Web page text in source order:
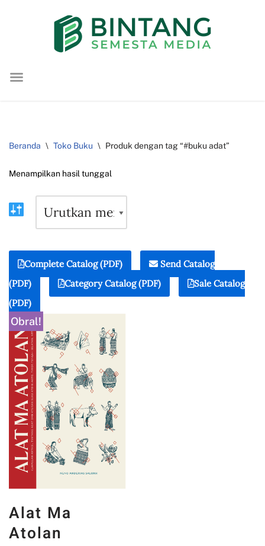
konten
Beranda \ Toko Buku \ Produk dengan tag “#buku adat”
Menampilkan hasil tunggal
Complete Catalog (PDF)
Send Catalog
(PDF)
Category Catalog (PDF)
Sale Catalog
(PDF)
Obral!
Alat Ma
Atolan